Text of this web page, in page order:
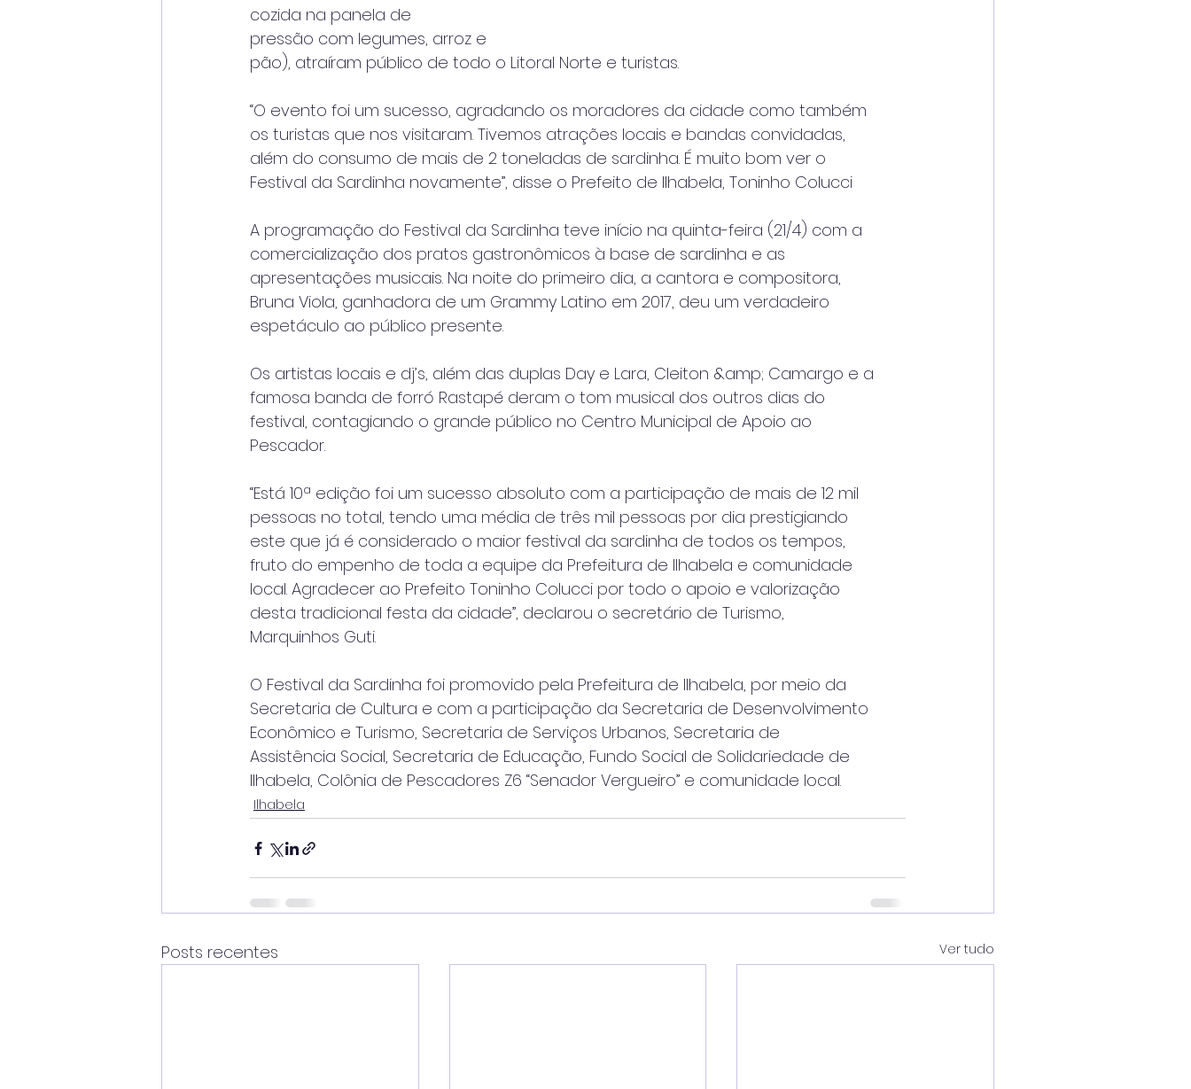
cozida na panela de
pressão com legumes, arroz e
pão), atraíram público de todo o Litoral Norte e turistas.
“O evento foi um sucesso, agradando os moradores da cidade como também
os turistas que nos visitaram. Tivemos atrações locais e bandas convidadas,
além do consumo de mais de 2 toneladas de sardinha. É muito bom ver o
Festival da Sardinha novamente”, disse o Prefeito de Ilhabela, Toninho Colucci
A programação do Festival da Sardinha teve início na quinta-feira (21/4) com a
comercialização dos pratos gastronômicos à base de sardinha e as
apresentações musicais. Na noite do primeiro dia, a cantora e compositora,
Bruna Viola, ganhadora de um Grammy Latino em 2017, deu um verdadeiro
espetáculo ao público presente.
Os artistas locais e dj’s, além das duplas Day e Lara, Cleiton &amp; Camargo e a
famosa banda de forró Rastapé deram o tom musical dos outros dias do
festival, contagiando o grande público no Centro Municipal de Apoio ao
Pescador.
“Está 10ª edição foi um sucesso absoluto com a participação de mais de 12 mil
pessoas no total, tendo uma média de três mil pessoas por dia prestigiando
este que já é considerado o maior festival da sardinha de todos os tempos,
fruto do empenho de toda a equipe da Prefeitura de Ilhabela e comunidade
local. Agradecer ao Prefeito Toninho Colucci por todo o apoio e valorização
desta tradicional festa da cidade”, declarou o secretário de Turismo,
Marquinhos Guti.
O Festival da Sardinha foi promovido pela Prefeitura de Ilhabela, por meio da
Secretaria de Cultura e com a participação da Secretaria de Desenvolvimento
Econômico e Turismo, Secretaria de Serviços Urbanos, Secretaria de
Assistência Social, Secretaria de Educação, Fundo Social de Solidariedade de
Ilhabela, Colônia de Pescadores Z6 “Senador Vergueiro” e comunidade local.
Ilhabela
Posts recentes Ver tudo